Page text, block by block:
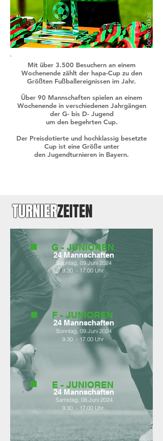
Mit über 3.500 Besuchern an einem
Wochenende zählt der hapa-Cup zu den
Größten Fußballereignissen im Jahr.
Über 90 Mannschaften spielen an einem
Wochenende in verschiedenen Jahrgängen
der G- bis D- Jugend
um den begehrten Cup.
Der Preisdotierte und hochklassig besetzte
Cup ist eine Größe unter
den Jugendturnieren in Bayern.
TURNIERZEITEN
G - JUNIOREN
24 Mannschaften
Sonntag, 09.Juni 2024
9.30. - 17.00 Uhr
F - JUNIOREN
24 Mannschaften
Sonntag, 09.Juni 2024
9.30. - 17.00 Uhr
E - JUNIOREN
24 Mannschaften
Samstag, 08.Juni 2024
9.30. - 17.00Uhr